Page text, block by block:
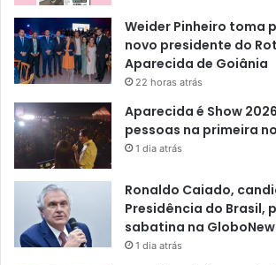
Weider Pinheiro toma
novo presidente do
Aparecida de Goiânia
22 horas atrás
Aparecida é Show
pessoas na primeira
1 dia atrás
Ronaldo Caiado,
Presidência do Brasil,
sabatina na
1 dia atrás